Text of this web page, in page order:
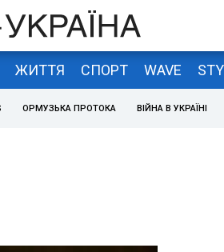
ЖИТТЯ СПОРТ WAVE
ОРМУЗЬКА ПРОТОКА ВІЙНА В УКРАЇНІ